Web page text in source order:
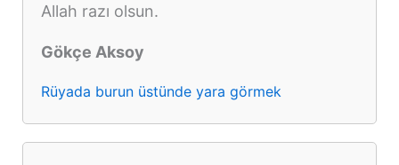
Allah razı olsun.
Gökçe Aksoy
Rüyada burun üstünde yara görmek